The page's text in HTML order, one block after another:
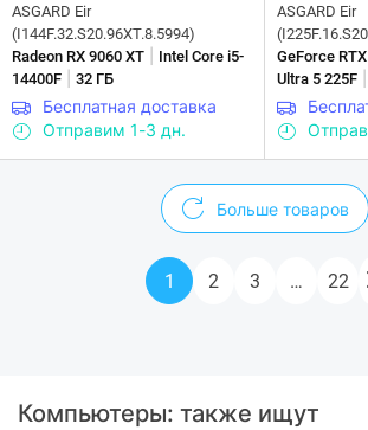
ASGARD Eir
(I144F.32.S20.96XT.8.5994)
Radeon RX 9060 XT
Intel Core i5-
14400F
32 ГБ
Бесплатная доставка
Отправим 1-3 дн.
ASGARD Eir
GeForce
Ultra 5 225F
Больше товаров
1 2 3 … 22
Компьютеры: также ищут